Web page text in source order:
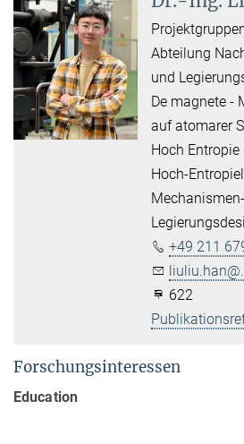
Abteilung
und
De magnete -
auf atomarer
Hoch
Hoch-
+49 211
622
Forschungsinteressen
Education